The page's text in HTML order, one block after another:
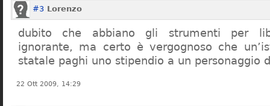
#3 Lorenzo
dubito che abbiano gli strumenti per
ignorante, ma certo è vergognoso che
statale paghi uno stipendio a un personaggio
22 Ott 2009, 14:29